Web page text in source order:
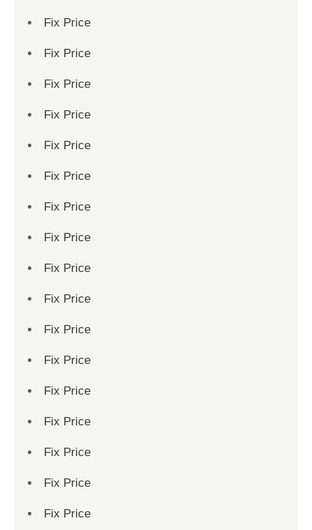
Fix Price
Fix Price
Fix Price
Fix Price
Fix Price
Fix Price
Fix Price
Fix Price
Fix Price
Fix Price
Fix Price
Fix Price
Fix Price
Fix Price
Fix Price
Fix Price
Fix Price